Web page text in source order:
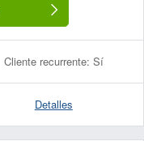
Cliente recurrente: Sí
Detalles